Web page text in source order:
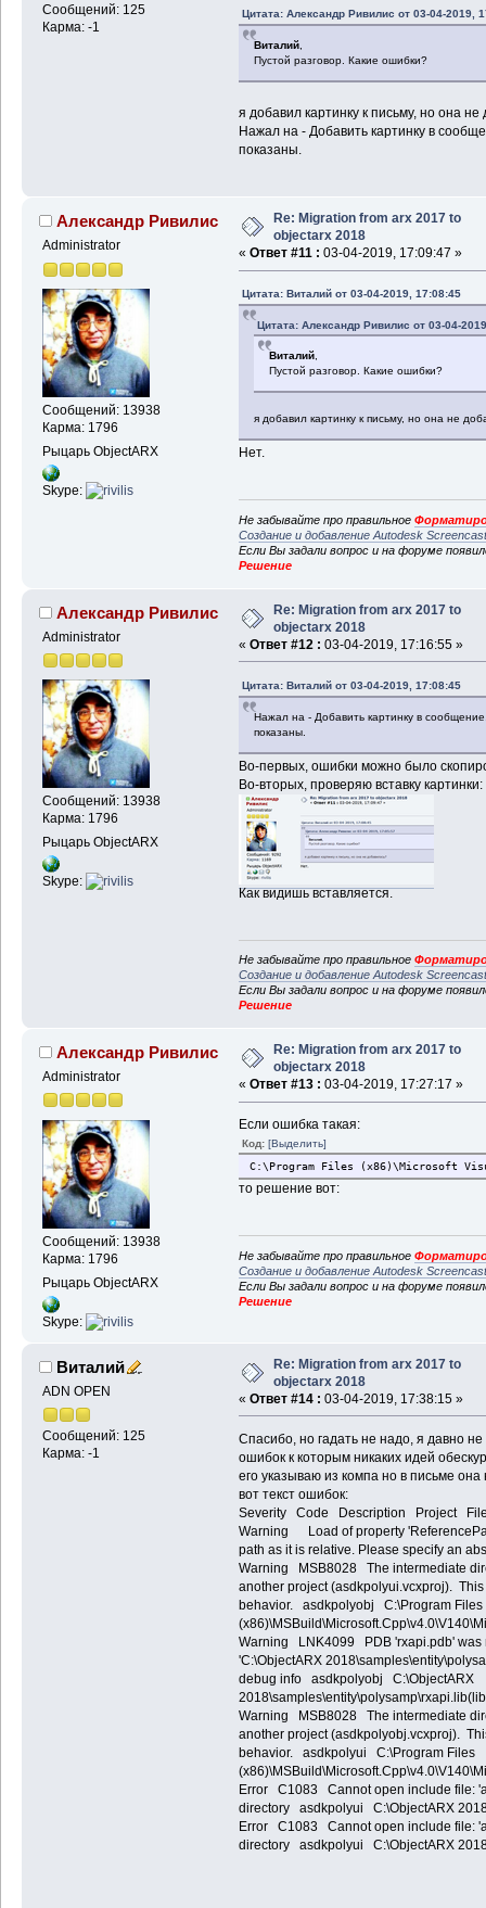
Сообщений: 125
Карма: -1
Цитата: Александр Ривилис от 03-04-2019,
Виталий,
Пустой разговор. Какие ошибки?
я добавил картинку к письму, но она не
Нажал на - Добавить картинку в
показаны.
Александр Ривилис
Administrator
Сообщений: 13938
Карма: 1796
Рыцарь ObjectARX
Skype:
Re: Migration from arx 2017 to
objectarx 2018
« Ответ #11 : 03-04-2019, 17:09:47 »
Цитата: Виталий от 03-04-2019, 17:08:45
Цитата: Александр Ривилис от 03-04-
Виталий,
Пустой разговор. Какие ошибки?
я добавил картинку к письму, но она не
Нет.
Не забывайте про правильное
Создание и добавление Autodesk
Если Вы задали вопрос и на форуме
Решение
Александр Ривилис
Administrator
Сообщений: 13938
Карма: 1796
Рыцарь ObjectARX
Skype:
Re: Migration from arx 2017 to
objectarx 2018
« Ответ #12 : 03-04-2019, 17:16:55 »
Цитата: Виталий от 03-04-2019, 17:08:45
Нажал на - Добавить картинку в
показаны.
Во-первых, ошибки можно было
Во-вторых, проверяю вставку картинки:
Как видишь вставляется.
Не забывайте про правильное
Создание и добавление Autodesk
Если Вы задали вопрос и на форуме
Решение
Александр Ривилис
Administrator
Сообщений: 13938
Карма: 1796
Рыцарь ObjectARX
Skype:
Re: Migration from arx 2017 to
objectarx 2018
« Ответ #13 : 03-04-2019, 17:27:17 »
Если ошибка такая:
Код: [Выделить]
C:\Program Files (x86)\Microsoft
то решение вот:
Не забывайте про правильное
Создание и добавление Autodesk
Если Вы задали вопрос и на форуме
Решение
Виталий
ADN OPEN
Сообщений: 125
Карма: -1
Re: Migration from arx 2017 to
objectarx 2018
« Ответ #14 : 03-04-2019, 17:38:15 »
Спасибо, но гадать не надо, я давно
ошибок к которым никаких идей
его указываю из компа но в письме она
вот текст ошибок:
Severity Code Description Project
Warning Load of property
path as it is relative. Please specify
Warning MSB8028 The intermediate
another project (asdkpolyui.vcxproj).
behavior. asdkpolyobj C:\Program Files
Warning LNK4099 PDB 'rxapi.pdb' was
'C:\ObjectARX
debug info asdkpolyobj C:\ObjectARX
Warning MSB8028 The intermediate
another project (asdkpolyobj.vcxproj).
behavior. asdkpolyui C:\Program Files
Error C1083 Cannot open include file:
directory asdkpolyui C:\ObjectARX
Error C1083 Cannot open include file:
directory asdkpolyui C:\ObjectARX